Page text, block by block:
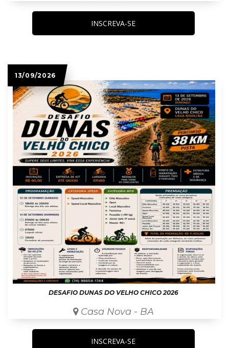
INSCREVA-SE
13/09/2026
DESAFIO DUNAS DO VELHO CHICO 2026
Casa Nova - BA
INSCREVA-SE